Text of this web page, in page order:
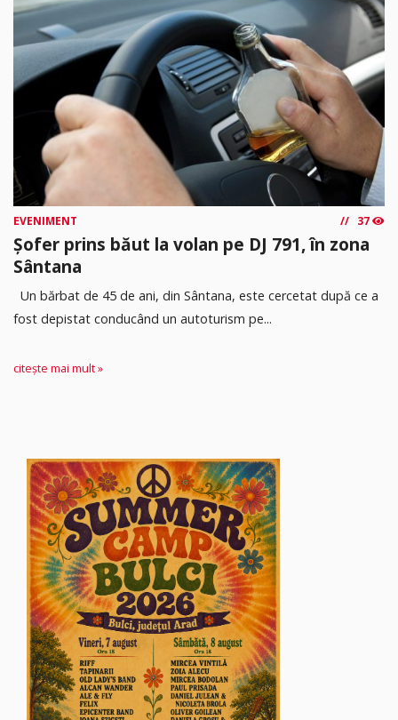
EVENIMENT 37
Șofer prins băut la volan pe DJ 791, în zona
Sântana
Un bărbat de 45 de ani, din Sântana, este cercetat după ce a
fost depistat conducând un autoturism pe...
citește mai mult »